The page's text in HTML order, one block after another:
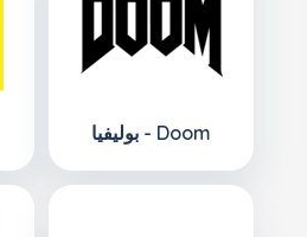
بوليفيا - Doom